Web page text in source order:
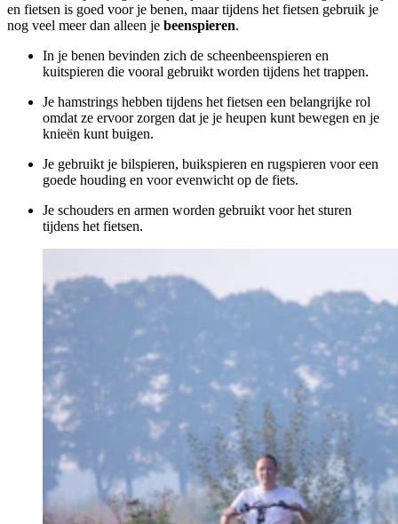
en fietsen is goed voor je benen, maar tijdens het fietsen gebruik je
nog veel meer dan alleen je beenspieren.
In je benen bevinden zich de scheenbeenspieren en
kuitspieren die vooral gebruikt worden tijdens het trappen.
Je hamstrings hebben tijdens het fietsen een belangrijke rol
omdat ze ervoor zorgen dat je je heupen kunt bewegen en je
knieën kunt buigen.
Je gebruikt je bilspieren, buikspieren en rugspieren voor een
goede houding en voor evenwicht op de fiets.
Je schouders en armen worden gebruikt voor het sturen
tijdens het fietsen.